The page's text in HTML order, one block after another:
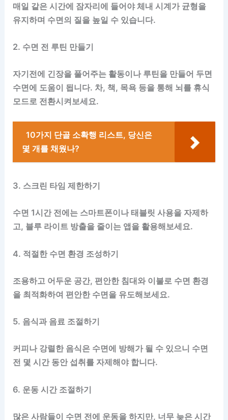
매일 같은 시간에 잠자리에 들어야 체내 시계가 균형을
유지하며 수면의 질을 높일 수 있습니다.
2. 수면 전 루틴 만들기
자기전에 긴장을 풀어주는 활동이나 루틴을 만들어 두면
수면에 도움이 됩니다. 차, 책, 목욕 등을 통해 뇌를 휴식
모드로 전환시켜보세요.
10가지 단골 소확행 리스트, 당신은
몇 개를 채웠나?
3. 스크린 타임 제한하기
수면 1시간 전에는 스마트폰이나 태블릿 사용을 자제하
고, 블루 라이트 방출을 줄이는 앱을 활용해보세요.
4. 적절한 수면 환경 조성하기
조용하고 어두운 공간, 편안한 침대와 이불로 수면 환경
을 최적화하여 편안한 수면을 유도해보세요.
5. 음식과 음료 조절하기
커피나 강렬한 음식은 수면에 방해가 될 수 있으니 수면
전 몇 시간 동안 섭취를 자제해야 합니다.
6. 운동 시간 조절하기
많은 사람들이 수면 전에 운동을 하지만, 너무 늦은 시간